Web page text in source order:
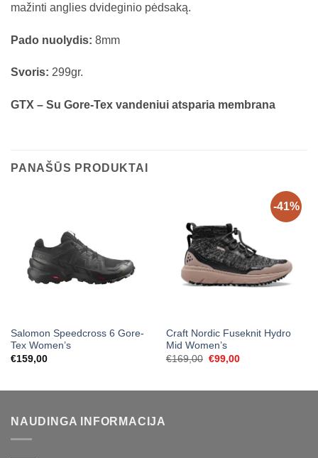
mažinti anglies dvideginio pėdsaką.
Pado nuolydis: 8mm
Svoris: 299gr.
GTX – Su Gore-Tex vandeniui atsparia membrana
PANAŠŪS PRODUKTAI
Salomon Speedcross 6 Gore-
Tex Women’s
€159,00
-41%
Craft Nordic Fuseknit Hydro
Mid Women’s
€169,00 Original
price
€99,00Current
NAUDINGA INFORMACIJA